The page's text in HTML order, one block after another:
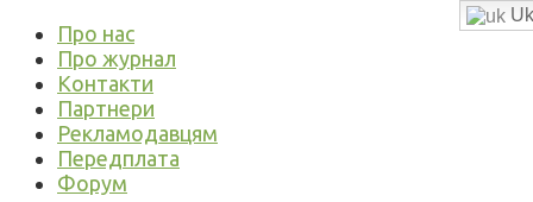
Про нас
Про журнал
Контакти
Партнери
Рекламодавцям
Передплата
Форум